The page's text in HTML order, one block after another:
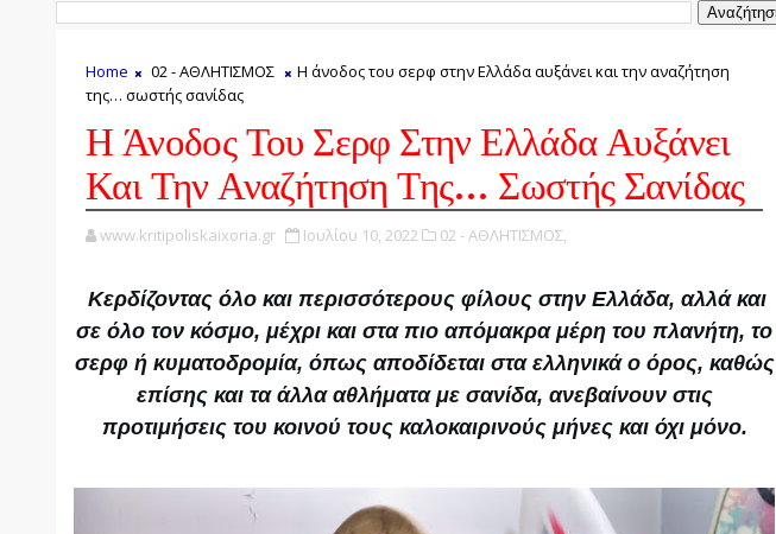
Home 02 - ΑΘΛΗΤΙΣΜΟΣ
Η άνοδος του σερφ στην Ελλάδα αυξάνει και την αναζήτηση
της… σωστής σανίδας
Η Άνοδος Του Σερφ Στην Ελλάδα Αυξάνει
Και Την Αναζήτηση Της… Σωστής Σανίδας
www.kritipoliskaixoria.gr Ιουλίου 10, 2022 02 - ΑΘΛΗΤΙΣΜΟΣ,
Κερδίζοντας όλο και περισσότερους φίλους στην Ελλάδα, αλλά και
σε όλο τον κόσμο, μέχρι και στα πιο απόμακρα μέρη του πλανήτη, το
σερφ ή κυματοδρομία, όπως αποδίδεται στα ελληνικά ο όρος, καθώς
επίσης και τα άλλα αθλήματα με σανίδα, ανεβαίνουν στις
προτιμήσεις του κοινού τους καλοκαιρινούς μήνες και όχι μόνο.